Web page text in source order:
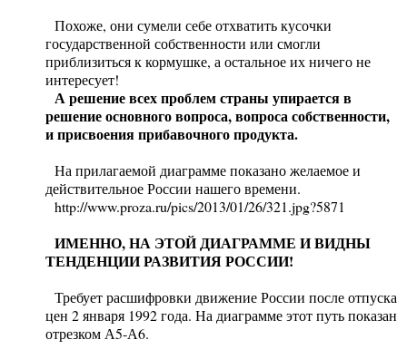
Похоже, они сумели себе отхватить кусочки
государственной собственности или смогли
приблизиться к кормушке, а остальное их ничего не
интересует!
А решение всех проблем страны упирается в
решение основного вопроса, вопроса собственности,
и присвоения прибавочного продукта.
На прилагаемой диаграмме показано желаемое и
действительное России нашего времени.
http://www.proza.ru/pics/2013/01/26/321.jpg?5871
ИМЕННО, НА ЭТОЙ ДИАГРАММЕ И ВИДНЫ
ТЕНДЕНЦИИ РАЗВИТИЯ РОССИИ!
Требует расшифровки движение России после отпуска
цен 2 января 1992 года. На диаграмме этот путь показан
отрезком А5-А6.